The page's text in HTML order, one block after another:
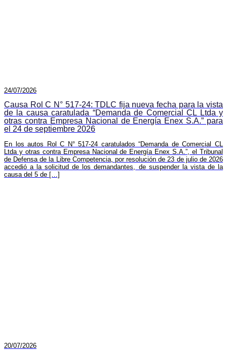
24/07/2026
Causa Rol C N° 517-24: TDLC fija nueva fecha para la vista
de la causa caratulada “Demanda de Comercial CL Ltda y
otras contra Empresa Nacional de Energía Enex S.A.” para
el 24 de septiembre 2026
En los autos Rol C N° 517-24 caratulados “Demanda de Comercial CL
Ltda y otras contra Empresa Nacional de Energía Enex S.A.”, el Tribunal
de Defensa de la Libre Competencia, por resolución de 23 de julio de 2026
accedió a la solicitud de los demandantes, de suspender la vista de la
causa del 5 de […]
20/07/2026